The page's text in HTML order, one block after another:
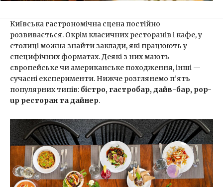
Київська гастрономічна сцена постійно
розвивається. Окрім класичних ресторанів і кафе, у
столиці можна знайти заклади, які працюють у
специфічних форматах. Деякі з них мають
європейське чи американське походження, інші —
сучасні експерименти. Нижче розглянемо п’ять
популярних типів: бістро, гастробар, дайв-бар, pop-
up ресторан та дайнер.